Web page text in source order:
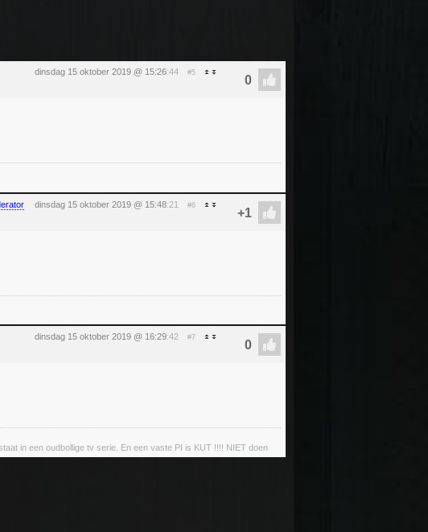
dinsdag 15 oktober 2019 @ 15:26:44 #5
dinsdag 15 oktober 2019 @ 15:48:21 #6
dinsdag 15 oktober 2019 @ 16:29:42 #7
in een oudbollige tv serie. En een vaste PI is KUT !!!! NIET doen